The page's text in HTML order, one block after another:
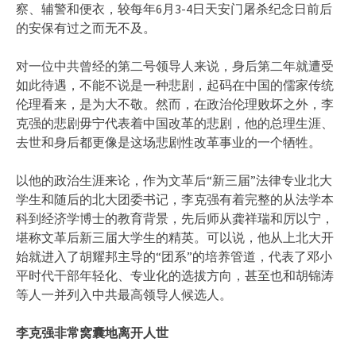
察、辅警和便衣，较每年6月3-4日天安门屠杀纪念日前后
的安保有过之而无不及。
对一位中共曾经的第二号领导人来说，身后第二年就遭受
如此待遇，不能不说是一种悲剧，起码在中国的儒家传统
伦理看来，是为大不敬。然而，在政治伦理败坏之外，李
克强的悲剧毋宁代表着中国改革的悲剧，他的总理生涯、
去世和身后都更像是这场悲剧性改革事业的一个牺牲。
以他的政治生涯来论，作为文革后“新三届”法律专业北大
学生和随后的北大团委书记，李克强有着完整的从法学本
科到经济学博士的教育背景，先后师从龚祥瑞和厉以宁，
堪称文革后新三届大学生的精英。可以说，他从上北大开
始就进入了胡耀邦主导的“团系”的培养管道，代表了邓小
平时代干部年轻化、专业化的选拔方向，甚至也和胡锦涛
等人一并列入中共最高领导人候选人。
李克强非常窝囊地离开人世